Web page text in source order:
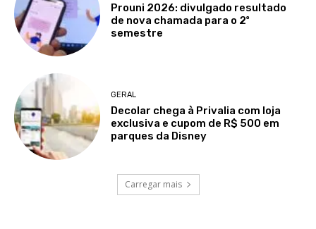
Prouni 2026: divulgado resultado
de nova chamada para o 2º
semestre
GERAL
Decolar chega à Privalia com loja
exclusiva e cupom de R$ 500 em
parques da Disney
Carregar mais